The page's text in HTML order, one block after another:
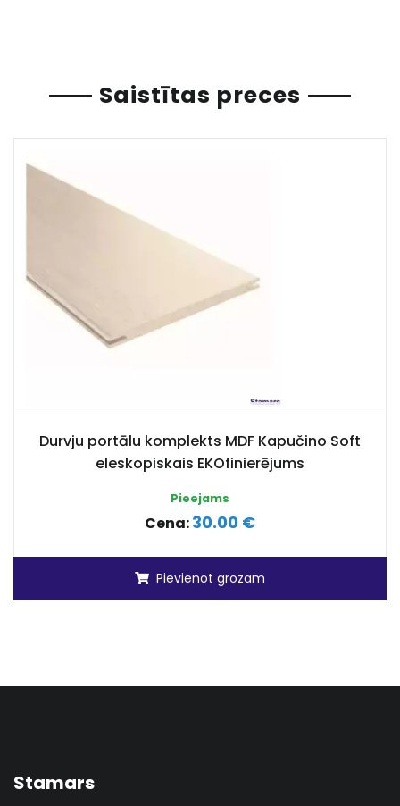
Saistītas preces
Durvju portālu komplekts MDF Kapučino Soft
eleskopiskais EKOfinierējums
Pieejams
Cena:30.00 €
Pievienot grozam
Stamars